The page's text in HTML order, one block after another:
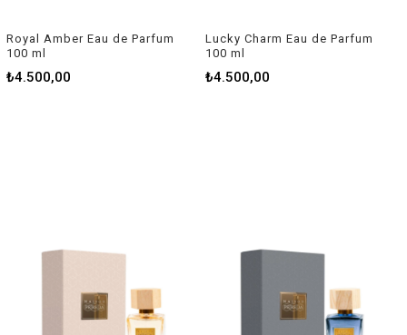
Royal Amber Eau de Parfum
100 ml
₺4.500,00
Lucky Charm Eau de Parfum
100 ml
₺4.500,00